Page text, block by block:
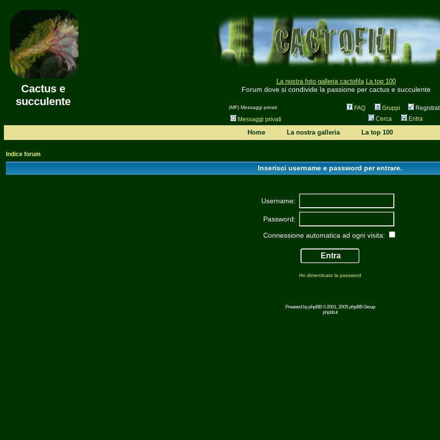
Cactus e
succulente
La nostra foto galleria cactofila La top 100
Forum dove si condivide la passione per cactus e succulente
(MP) Messaggi privati FAQ Gruppi
Messaggi privati
Cerca Entra
Home La nostra galleria La top 100
Indice forum
Inserisci username e password per entrare.
Username:
Password:
Connessione automatica ad ogni visita:
Ho dimenticato la password
Powered byphpBB© 2001, 2005 phpBB Group
phpbb.it